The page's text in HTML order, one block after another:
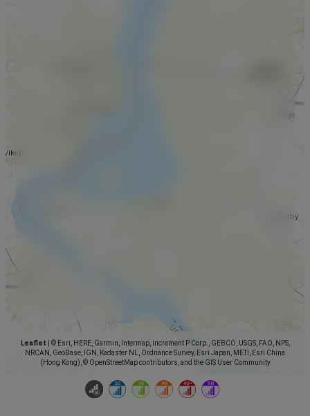
Leaflet
© Esri, HERE, Garmin, Intermap, increment P Corp., GEBCO, USGS, FAO, NPS,
NRCAN, GeoBase, IGN, Kadaster NL, Ordnance Survey, Esri Japan, METI, Esri China
(Hong Kong), © OpenStreetMap contributors, and the GIS User Community